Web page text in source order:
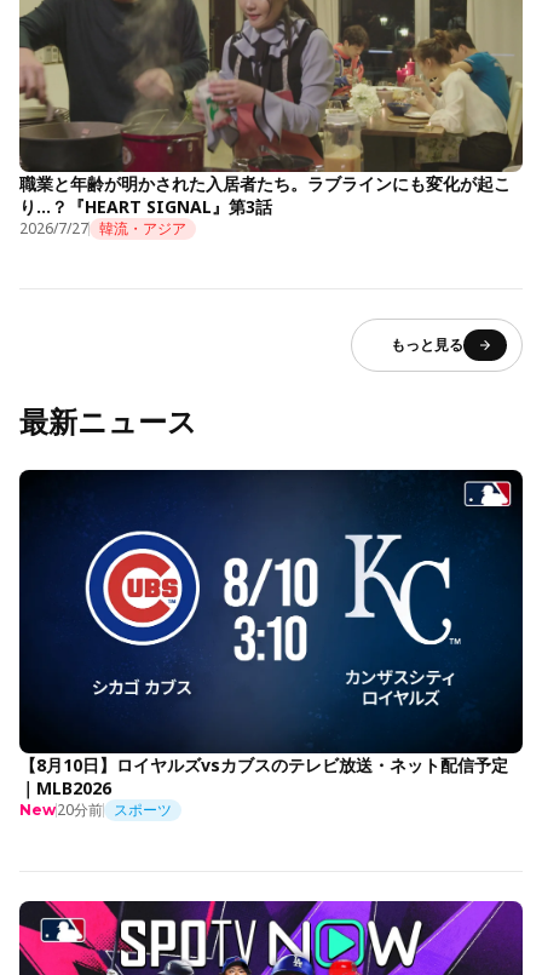
職業と年齢が明かされた入居者たち。ラブラインにも変化が起こ
り…？『HEART SIGNAL』第3話
2026/7/27 韓流・アジア
もっと見る
最新ニュース
【8月10日】ロイヤルズvsカブスのテレビ放送・ネット配信予定
｜MLB2026
New20分前 スポーツ